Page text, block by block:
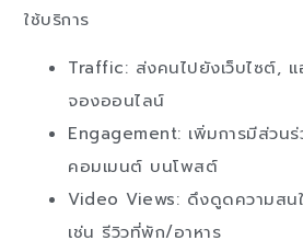
ใช้บริการ
Traffic: ส่งคนไปยังเว็บไซต์,
จองออนไลน์
Engagement: เพิ่มการมีส่วน
คอมเมนต์ บนโพสต์
Video Views: ดึงดูดความสน
เช่น รีวิวที่พัก/อาหาร